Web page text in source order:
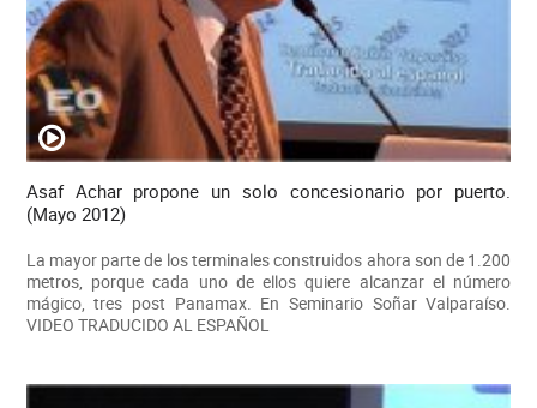
Asaf Achar propone un solo concesionario por puerto.
(Mayo 2012)
La mayor parte de los terminales construidos ahora son de 1.200
metros, porque cada uno de ellos quiere alcanzar el número
mágico, tres post Panamax. En Seminario Soñar Valparaíso.
VIDEO TRADUCIDO AL ESPAÑOL